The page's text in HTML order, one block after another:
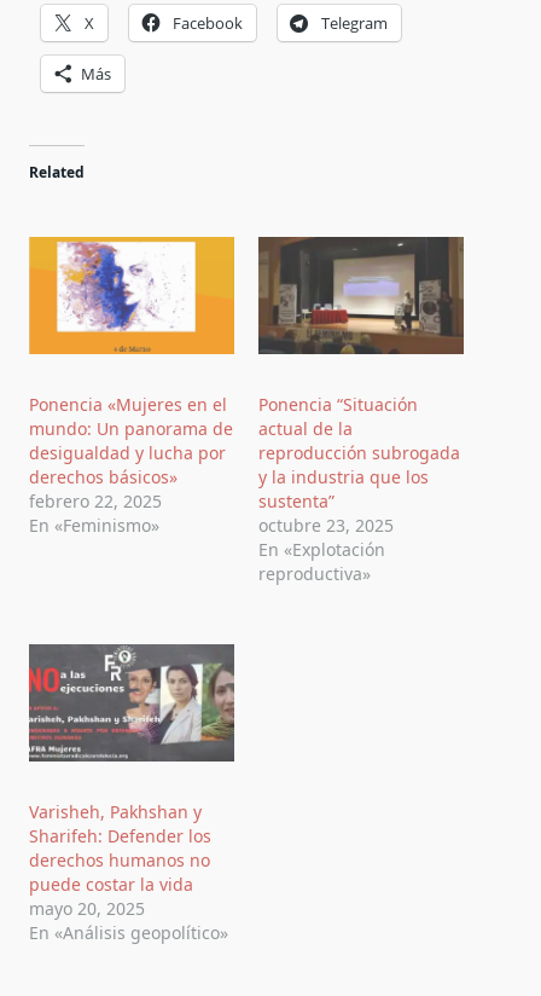
X Facebook Telegram
Más
Related
Ponencia «Mujeres en el
mundo: Un panorama de
desigualdad y lucha por
derechos básicos»
febrero 22, 2025
En «Feminismo»
Ponencia “Situación
actual de la
reproducción subrogada
y la industria que los
sustenta”
octubre 23, 2025
En «Explotación
reproductiva»
Varisheh, Pakhshan y
Sharifeh: Defender los
derechos humanos no
puede costar la vida
mayo 20, 2025
En «Análisis geopolítico»